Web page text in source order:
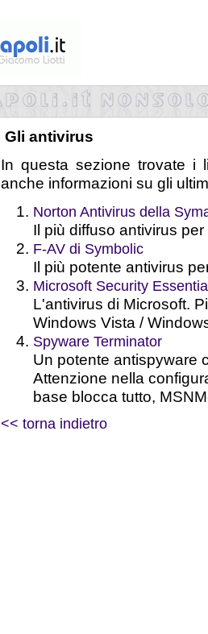
Gli antivirus
In questa sezione trovate i
anche informazioni su gli
Norton Antivirus della
Il più diffuso antivirus
F-AV di Symbolic
Il più potente antivirus
Microsoft Security
L'antivirus di Microsoft.
Windows Vista /
Spyware Terminator
Un potente antispyware
Attenzione nella
base blocca tutto,
<< torna indietro